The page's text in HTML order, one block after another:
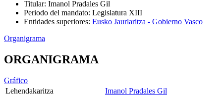
Titular: Imanol Pradales Gil
Periodo del mandato: Legislatura XIII
Entidades superiores: Eusko Jaurlaritza - Gobierno Vasco
Organigrama
ORGANIGRAMA
Gráfico
Lehendakaritza
Imanol Pradales Gil